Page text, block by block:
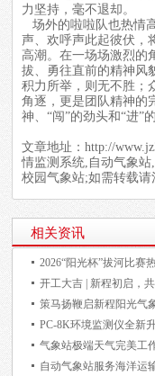
力坚持，毫不退却。
场外的啦啦队也热情
声、欢呼声此起彼伏，
高潮。在一场场激烈的
拔、勇往直前的精神风
积力所举，则无不胜；
角逐，更是团队精神的
神、“闯”的劲头和“进”
文章地址：http://
情监测系统,自动气象
校园气象站;如需转载请
相关资讯
2026“阳光杯”拔河比赛
开工大吉 | 新程初启，
策马扬鞭启新程阳光气
PC-8K环境监测仪全新
气象站极端天气完美工
自动气象站服务海洋运